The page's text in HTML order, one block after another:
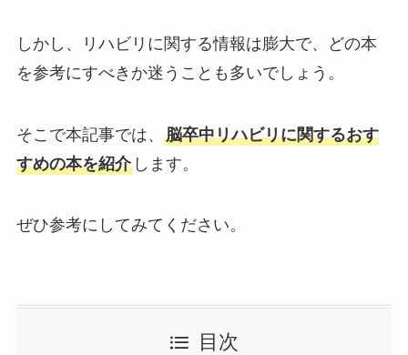
しかし、リハビリに関する情報は膨大で、どの本
を参考にすべきか迷うことも多いでしょう。
そこで本記事では、 脳卒中リハビリに関するおす
すめの本を紹介します。
ぜひ参考にしてみてください。
目次